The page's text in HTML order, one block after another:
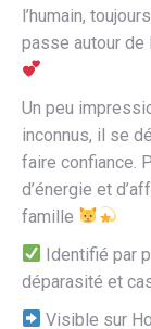
l’humain,
passe autour de
Un peu
inconnus, il se
faire confiance.
d’énergie et
famille
Identifié par
déparasité et
Visible sur